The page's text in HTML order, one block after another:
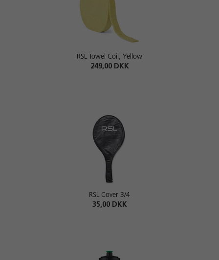
RSL Towel Coil, Yellow
249,00 DKK
RSL Cover 3/4
35,00 DKK